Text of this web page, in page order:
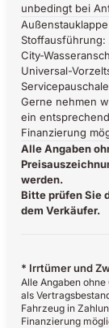
unbedingt bei
Stoffausführung:
City-
Universal-
Gerne nehmen
ein
Finanzierung
Alle Angaben
werden.
Bitte prüfen Sie
dem Verkäufer.
* Irrtümer und
Alle Angaben
als
Fahrzeug in
Finanzierung